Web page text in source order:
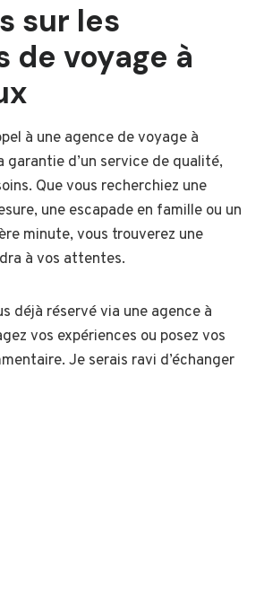
sur les
de voyage à
à une agence de voyage à
garantie d’un service de qualité,
Que vous recherchiez une
une escapade en famille ou un
minute, vous trouverez une
à vos attentes.
déjà réservé via une agence à
vos expériences ou posez vos
Je serais ravi d’échanger